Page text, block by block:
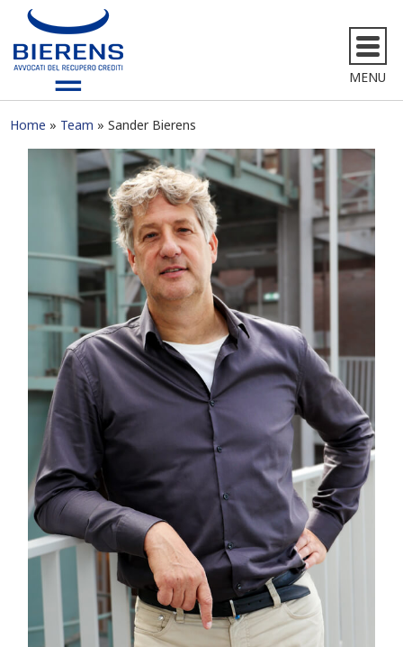
MENU
Home Team Sander Bierens